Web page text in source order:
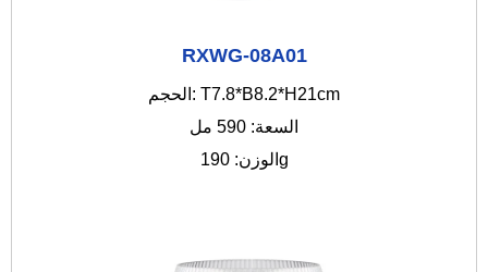
RXWG-08A01
الحجم: T7.8*B8.2*H21cm
السعة: 590 مل
الوزن: 190g